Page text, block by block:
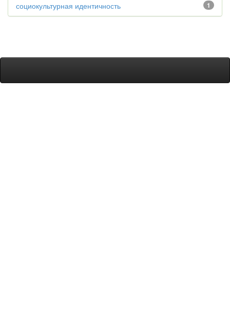
1
социокультурная идентичность